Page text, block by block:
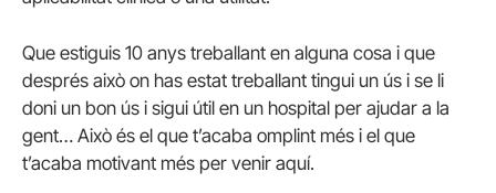
Que estiguis 10 anys treballant en alguna cosa i que
després això on has estat treballant tingui un ús i se li
doni un bon ús i sigui útil en un hospital per ajudar a la
gent… Això és el que t’acaba omplint més i el que
t’acaba motivant més per venir aquí.